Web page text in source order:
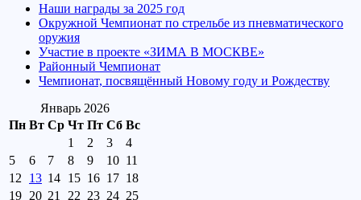
Наши награды за 2025 год
Окружной Чемпионат по стрельбе из пневматического
оружия
Участие в проекте «ЗИМА В МОСКВЕ»
Районный Чемпионат
Чемпионат, посвящённый Новому году и Рождеству
Январь 2026
Пн Вт Ср Чт Пт Сб Вс
1
2 3
4
5
6 7 8 9 10 11
12
13 14 15 16 17 18
19 20 21 22 23 24 25